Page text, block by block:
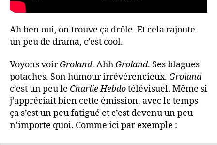
Ah ben oui, on trouve ça drôle. Et cela rajoute
un peu de drama, c’est cool.
Voyons voirGroland. Ahh Groland. Ses blagues
potaches. Son humour irrévérencieux. Groland
c’est un peu le Charlie Hebdotélévisuel. Même si
j’appréciait bien cette émission, avec le temps
ça s’est un peu fatigué et c’est devenu un peu
n’importe quoi. Comme ici par exemple :